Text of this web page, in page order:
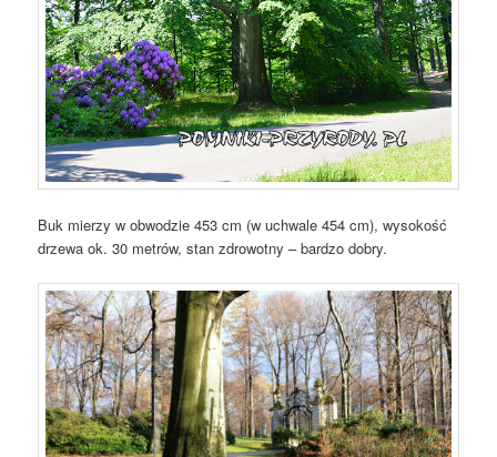
Buk mierzy w obwodzie 453 cm (w uchwale 454 cm), wysokość
drzewa ok. 30 metrów, stan zdrowotny – bardzo dobry.